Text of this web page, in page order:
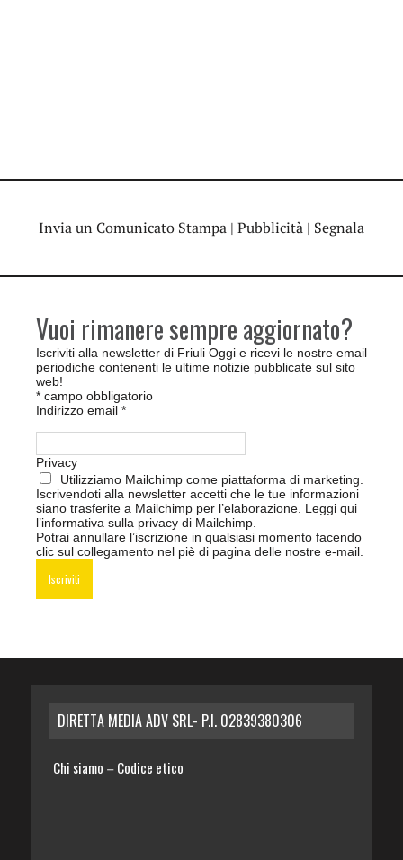
Invia un Comunicato Stampa | Pubblicità | Segnala
Vuoi rimanere sempre aggiornato?
Iscriviti alla newsletter di Friuli Oggi e ricevi le nostre email
periodiche contenenti le ultime notizie pubblicate sul sito
web!
* campo obbligatorio
Indirizzo email *
Privacy
Utilizziamo Mailchimp come piattaforma di marketing.
Iscrivendoti alla newsletter accetti che le tue informazioni
siano trasferite a Mailchimp per l’elaborazione. Leggi qui
l’informativa sulla privacy di Mailchimp.
Potrai annullare l’iscrizione in qualsiasi momento facendo
clic sul collegamento nel piè di pagina delle nostre e-mail.
DIRETTA MEDIA ADV SRL- P.I. 02839380306
Chi siamo – Codice etico